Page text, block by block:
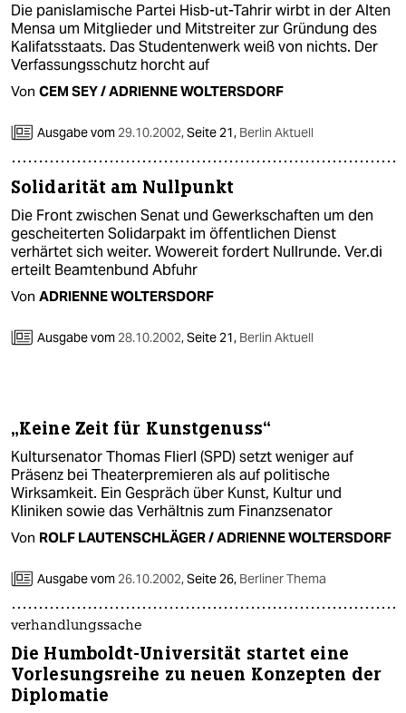
Die panislamische Partei Hisb-ut-Tahrir wirbt in der Alten
Mensa um Mitglieder und Mitstreiter zur Gründung des
Kalifatsstaats. Das Studentenwerk weiß von nichts. Der
Verfassungsschutz horcht auf
Von CEM SEY / ADRIENNE WOLTERSDORF
Ausgabe vom 29.10.2002,Seite 21, Berlin Aktuell
Solidarität am Nullpunkt
Die Front zwischen Senat und Gewerkschaften um den
gescheiterten Solidarpakt im öffentlichen Dienst
verhärtet sich weiter. Wowereit fordert Nullrunde. Ver.di
erteilt Beamtenbund Abfuhr
Von ADRIENNE WOLTERSDORF
Ausgabe vom 28.10.2002,Seite 21, Berlin Aktuell
„Keine Zeit für Kunstgenuss“
Kultursenator Thomas Flierl (SPD) setzt weniger auf
Präsenz bei Theaterpremieren als auf politische
Wirksamkeit. Ein Gespräch über Kunst, Kultur und
Kliniken sowie das Verhältnis zum Finanzsenator
Von ROLF LAUTENSCHLÄGER / ADRIENNE WOLTERSDORF
Ausgabe vom 26.10.2002,Seite 26, Berliner Thema
verhandlungssache
Die Humboldt-Universität startet eine
Vorlesungsreihe zu neuen Konzepten der
Diplomatie